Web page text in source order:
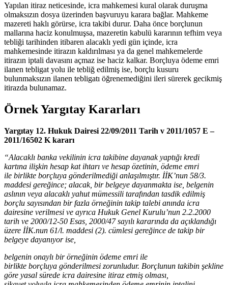
Yapılan itiraz neticesinde, icra mahkemesi kural olarak duruşma
olmaksızın dosya üzerinden başvuruyu karara bağlar. Mahkeme
mazereti haklı görürse, icra takibi durur. Daha önce borçlunun
mallarına haciz konulmuşsa, mazeretin kabulü kararının tefhim veya
tebliği tarihinden itibaren alacaklı yedi gün içinde, icra
mahkemesinde itirazın kaldırılması ya da genel mahkemelerde
itirazın iptali davasını açmaz ise haciz kalkar. Borçluya ödeme emri
ilanen tebligat yolu ile tebliğ edilmiş ise, borçlu kusuru
bulunmaksızın ilanen tebligatı öğrenemediğini ileri sürerek gecikmiş
itirazda bulunamaz.
Örnek Yargıtay Kararları
Yargıtay 12. Hukuk Dairesi 22/09/2011 Tarih v 2011/1057 E –
2011/16502 K kararı
“Alacaklı banka vekilinin icra takibine dayanak yaptığı kredi
kartına ilişkin hesap kat ihtarı ve hesap özetinin, ödeme emri
ile birlikte borçluya gönderilmediği anlaşılmıştır. İİK’nun 58/3.
maddesi gereğince; alacak, bir belgeye dayanmakta ise, belgenin
aslının veya alacaklı yahut mümessili tarafından tasdik edilmiş
borçlu sayısından bir fazla örneğinin takip talebi anında icra
dairesine verilmesi ve ayrıca Hukuk Genel Kurulu’nun 2.2.2000
tarih ve 2000/12-50 Esas, 2000/47 sayılı kararında da açıklandığı
üzere İİK.nun 61/l. maddesi (2). cümlesi gereğince de takip bir
belgeye dayanıyor ise,
belgenin onaylı bir örneğinin ödeme emri ile
birlikte borçluya gönderilmesi zorunludur. Borçlunun takibin şekline
göre yasal sürede icra dairesine itiraz etmiş olması,